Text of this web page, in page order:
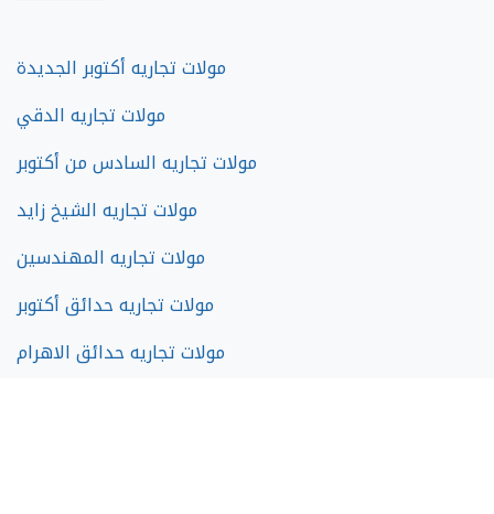
مولات تجاريه أكتوبر الجديدة
مولات تجاريه الدقي
مولات تجاريه السادس من أكتوبر
مولات تجاريه الشيخ زايد
مولات تجاريه المهندسين
مولات تجاريه حدائق أكتوبر
مولات تجاريه حدائق الاهرام